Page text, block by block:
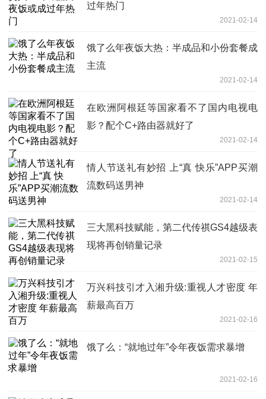
过年热门
2021-02-14
饿了么年夜饭大热：半成品和小份套餐成
主流
2021-02-14
在欧洲阿根廷等国家看不了国内电视电
影？配个C+路由器就好了
2021-02-14
情人节送礼有妙招 上“真 快乐”APP买潮
流数码送男神
2021-02-14
三大黑科技赋能，第二代传祺GS4越级表
现将再创销量记录
2021-02-15
万兴科技引才入湘升级:重视人才密度 年
薪最高百万
2021-02-16
饿了么：“就地过年”令年夜饭需求暴增
2021-02-16